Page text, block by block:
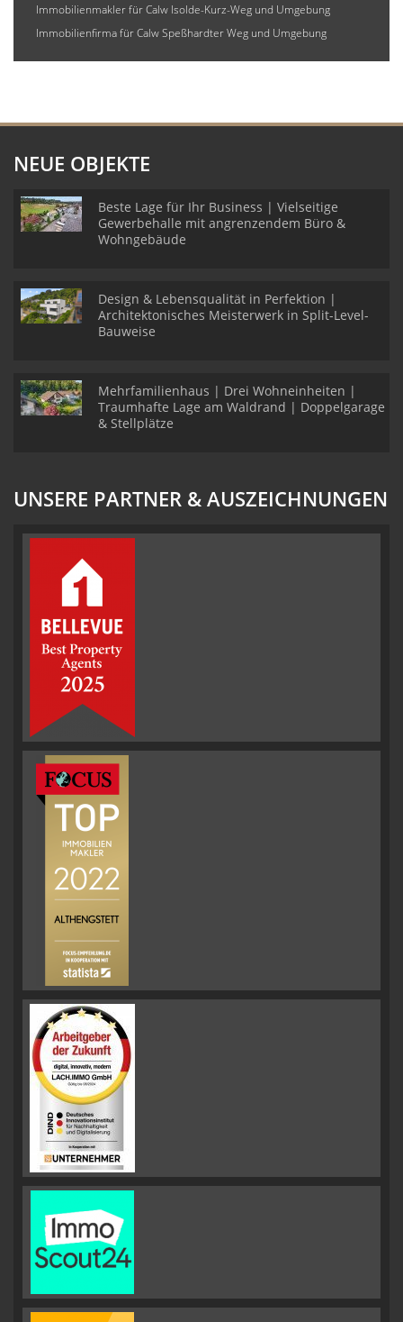
Immobilienmakler für Calw Isolde-Kurz-Weg und Umgebung
Immobilienfirma für Calw Speßhardter Weg und Umgebung
NEUE OBJEKTE
Beste Lage für Ihr Business | Vielseitige
Gewerbehalle mit angrenzendem Büro &
Wohngebäude
Design & Lebensqualität in Perfektion |
Architektonisches Meisterwerk in Split-Level-
Bauweise
Mehrfamilienhaus | Drei Wohneinheiten |
Traumhafte Lage am Waldrand | Doppelgarage
& Stellplätze
UNSERE PARTNER & AUSZEICHNUNGEN